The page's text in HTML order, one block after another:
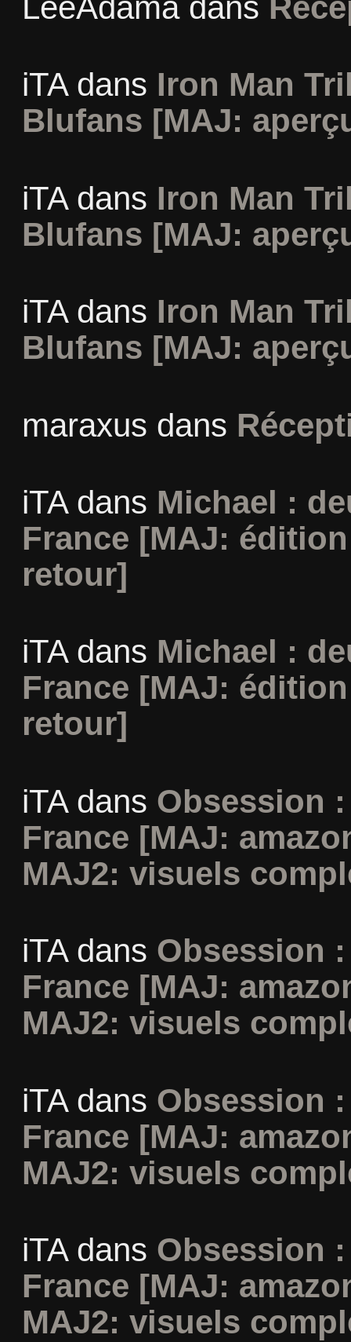
iTAdans Iron Man
Blufans [MAJ:
iTAdans Iron Man
Blufans [MAJ:
iTAdans Iron Man
Blufans [MAJ:
maraxus dans
iTAdans Michael :
France [MAJ:
retour]
iTAdans Michael :
France [MAJ:
retour]
iTAdans Obsession
France [MAJ:
MAJ2: visuels
iTAdans Obsession
France [MAJ:
MAJ2: visuels
iTAdans Obsession
France [MAJ:
MAJ2: visuels
iTAdans Obsession
France [MAJ:
MAJ2: visuels